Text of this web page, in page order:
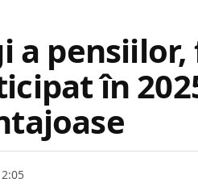
a pensiilor,
în